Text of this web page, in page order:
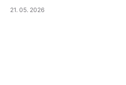
21. 05. 2026